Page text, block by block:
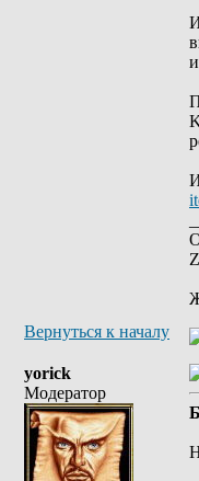
Вернуться к началу
yorick
Модератор